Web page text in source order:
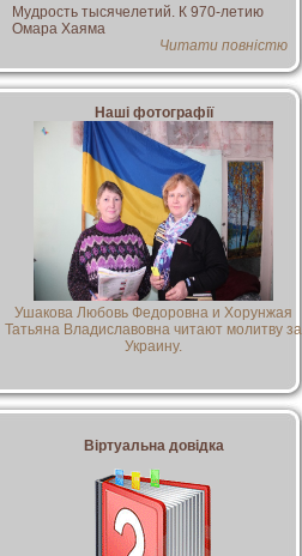
Мудрость тысячелетий. К 970-летию
Омара Хаяма
Читати повністю
Наші фотографії
Ушакова Любовь Федоровна и Хорунжая
Татьяна Владиславовна читают молитву за
Украину.
Віртуальна довідка